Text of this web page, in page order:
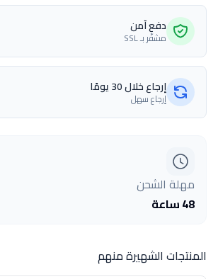
دفع آمن
مشفّر بـ SSL
إرجاع خلال 30 يومًا
إرجاع سهل
مهلة الشحن
48 ساعة
المنتجات الشهيرة منهم